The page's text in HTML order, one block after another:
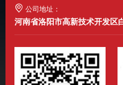
公司地址：
河南省洛阳市高新技术开发区